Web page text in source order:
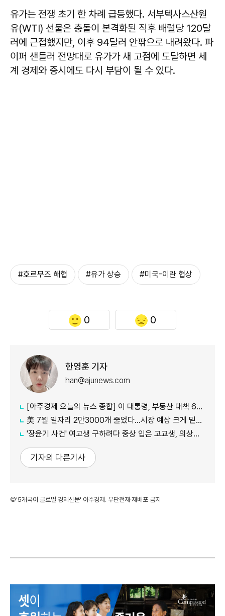
유가는 전쟁 초기 한 차례 급등했다. 서부텍사스산원
유(WTI) 선물은 충돌이 본격화된 직후 배럴당 120달
러에 근접했지만, 이후 94달러 안팎으로 내려왔다. 파
이퍼 샌들러 전망대로 유가가 새 고점에 도달하면 세
계 경제와 증시에도 다시 부담이 될 수 있다.
#호르무즈 해협 #유가 상승 #미국-이란 협상
0 0
한영훈 기자
han@ajunews.com
[아주경제 오늘의 뉴스 종합] 이 대통령, 부동산 대책 6시간 점검…"기존 방식 벗어나 과감히 실행" 外
美 7월 일자리 2만3000개 줄었다…시장 예상 크게 밑돈 '고용 쇼크'
'장윤기 사건' 여고생 구하려다 중상 입은 고교생, 의상자 인정
기자의 다른기사
©'5개국어 글로벌 경제신문' 아주경제. 무단전재·재배포 금지